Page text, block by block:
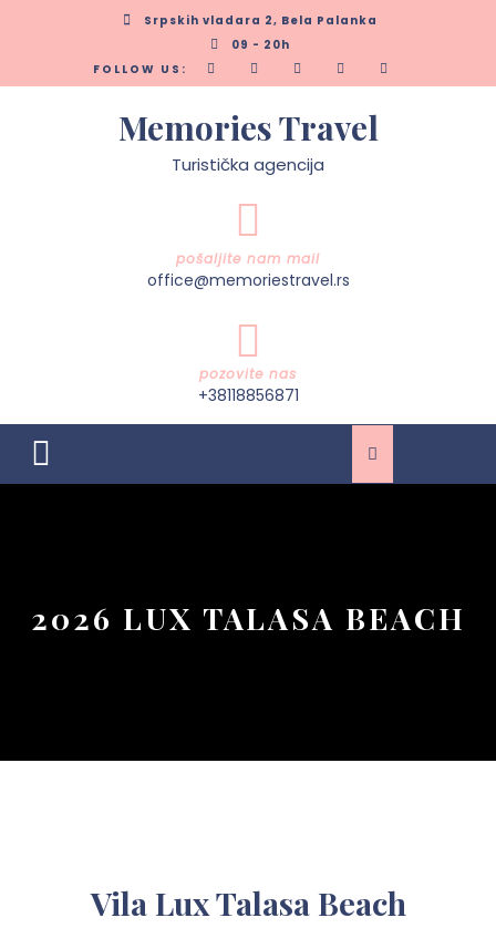
Srpskih vladara 2, Bela Palanka
09 - 20h
FOLLOW US:
Memories Travel
Turistička agencija
pošaljite nam mail
office@memoriestravel.rs
pozovite nas
+38118856871
Open
2026 LUX TALASA BEACH
Vila Lux Talasa Beach